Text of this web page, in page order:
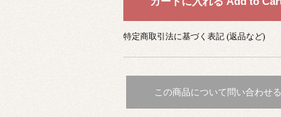
特定商取引法に基づく表記 (返品など)
この商品について問い合わせる